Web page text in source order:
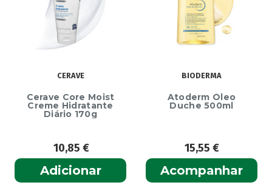
CERAVE
Cerave Core Moist
Creme Hidratante
Diário 170g
10,85€
Adicionar
BIODERMA
Atoderm Óleo
Duche 500ml
15,55€
Acompanhar